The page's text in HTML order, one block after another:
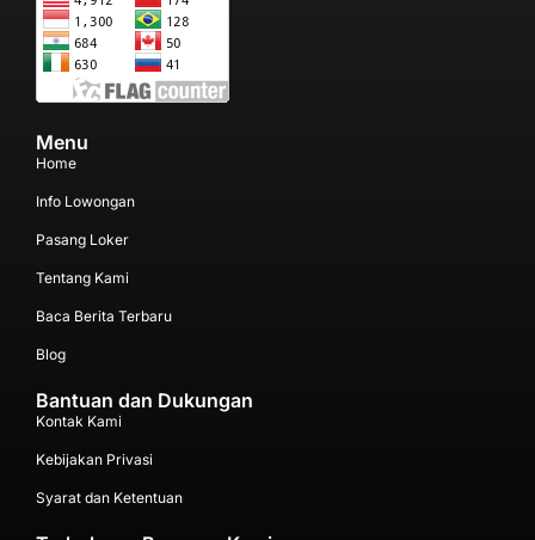
Menu
Home
Info Lowongan
Pasang Loker
Tentang Kami
Baca Berita Terbaru
Blog
Bantuan dan Dukungan
Kontak Kami
Kebijakan Privasi
Syarat dan Ketentuan